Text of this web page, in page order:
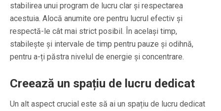
stabilirea unui program de lucru clar și respectarea
acestuia. Alocă anumite ore pentru lucrul efectiv și
respectă-le cât mai strict posibil. În același timp,
stabilește și intervale de timp pentru pauze și odihnă,
pentru a-ți păstra nivelul de energie și concentrare.
Creează un spațiu de lucru dedicat
Un alt aspect crucial este să ai un spațiu de lucru dedicat